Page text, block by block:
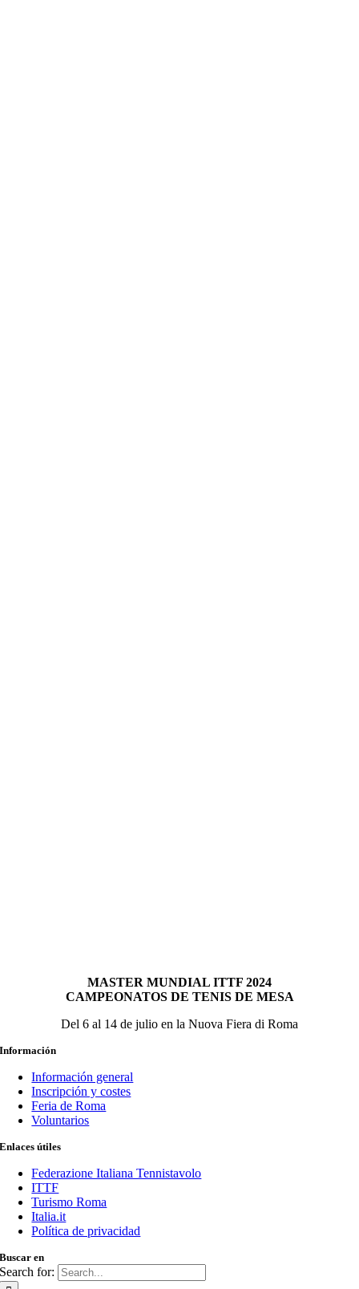
MASTER MUNDIAL ITTF 2024
CAMPEONATOS DE TENIS DE MESA
Del 6 al 14 de julio en la Nuova Fiera di Roma
Información
Información general
Inscripción y costes
Feria de Roma
Voluntarios
Enlaces útiles
Federazione Italiana Tennistavolo
ITTF
Turismo Roma
Italia.it
Política de privacidad
Buscar en
Search for: